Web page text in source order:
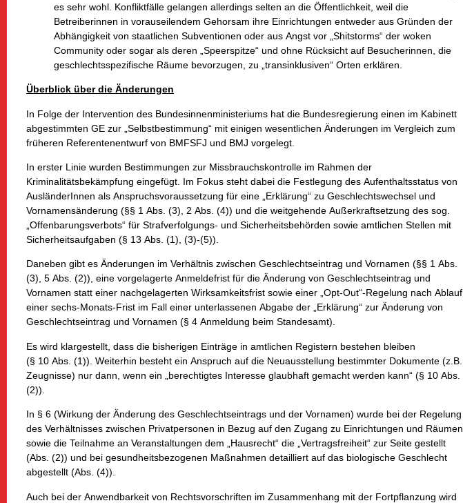
es sehr wohl. Konfliktfälle gelangen allerdings selten an die Öffentlichkeit, weil die
Betreiberinnen in vorauseilendem Gehorsam ihre Einrichtungen entweder aus Gründen der
Abhängigkeit von staatlichen Subventionen oder aus Angst vor „Shitstorms“ der woken
Community oder sogar als deren „Speerspitze“ und ohne Rücksicht auf Besucherinnen, die
geschlechtsspezifische Räume bevorzugen, zu „transinklusiven“ Orten erklären.
Überblick über die Änderungen
In Folge der Intervention des Bundesinnenministeriums hat die Bundesregierung einen im Kabinett
abgestimmten GE zur „Selbstbestimmung“ mit einigen wesentlichen Änderungen im Vergleich zum
früheren Referentenentwurf von BMFSFJ und BMJ vorgelegt.
In erster Linie wurden Bestimmungen zur Missbrauchskontrolle im Rahmen der
Kriminalitätsbekämpfung eingefügt. Im Fokus steht dabei die Festlegung des Aufenthaltsstatus von
AusländerInnen als Anspruchsvoraussetzung für eine „Erklärung“ zu Geschlechtswechsel und
Vornamensänderung (§§ 1 Abs. (3), 2 Abs. (4)) und die weitgehende Außerkraftsetzung des sog.
„Offenbarungsverbots“ für Strafverfolgungs- und Sicherheitsbehörden sowie amtlichen Stellen mit
Sicherheitsaufgaben (§ 13 Abs. (1), (3)-(5)).
Daneben gibt es Änderungen im Verhältnis zwischen Geschlechtseintrag und Vornamen (§§ 1 Abs.
(3), 5 Abs. (2)), eine vorgelagerte Anmeldefrist für die Änderung von Geschlechtseintrag und
Vornamen statt einer nachgelagerten Wirksamkeitsfrist sowie einer „Opt-Out“-Regelung nach Ablauf
einer sechs-Monats-Frist im Fall einer unterlassenen Abgabe der „Erklärung“ zur Änderung von
Geschlechtseintrag und Vornamen (§ 4 Anmeldung beim Standesamt).
Es wird klargestellt, dass die bisherigen Einträge in amtlichen Registern bestehen bleiben
(§ 10 Abs. (1)). Weiterhin besteht ein Anspruch auf die Neuausstellung bestimmter Dokumente (z.B.
Zeugnisse) nur dann, wenn ein „berechtigtes Interesse glaubhaft gemacht werden kann“ (§ 10 Abs.
(2)).
In § 6 (Wirkung der Änderung des Geschlechtseintrags und der Vornamen) wurde bei der Regelung
des Verhältnisses zwischen Privatpersonen in Bezug auf den Zugang zu Einrichtungen und Räumen
sowie die Teilnahme an Veranstaltungen dem „Hausrecht“ die „Vertragsfreiheit“ zur Seite gestellt
(Abs. (2)) und bei gesundheitsbezogenen Maßnahmen detailliert auf das biologische Geschlecht
abgestellt (Abs. (4)).
Auch bei der Anwendbarkeit von Rechtsvorschriften im Zusammenhang mit der Fortpflanzung wird